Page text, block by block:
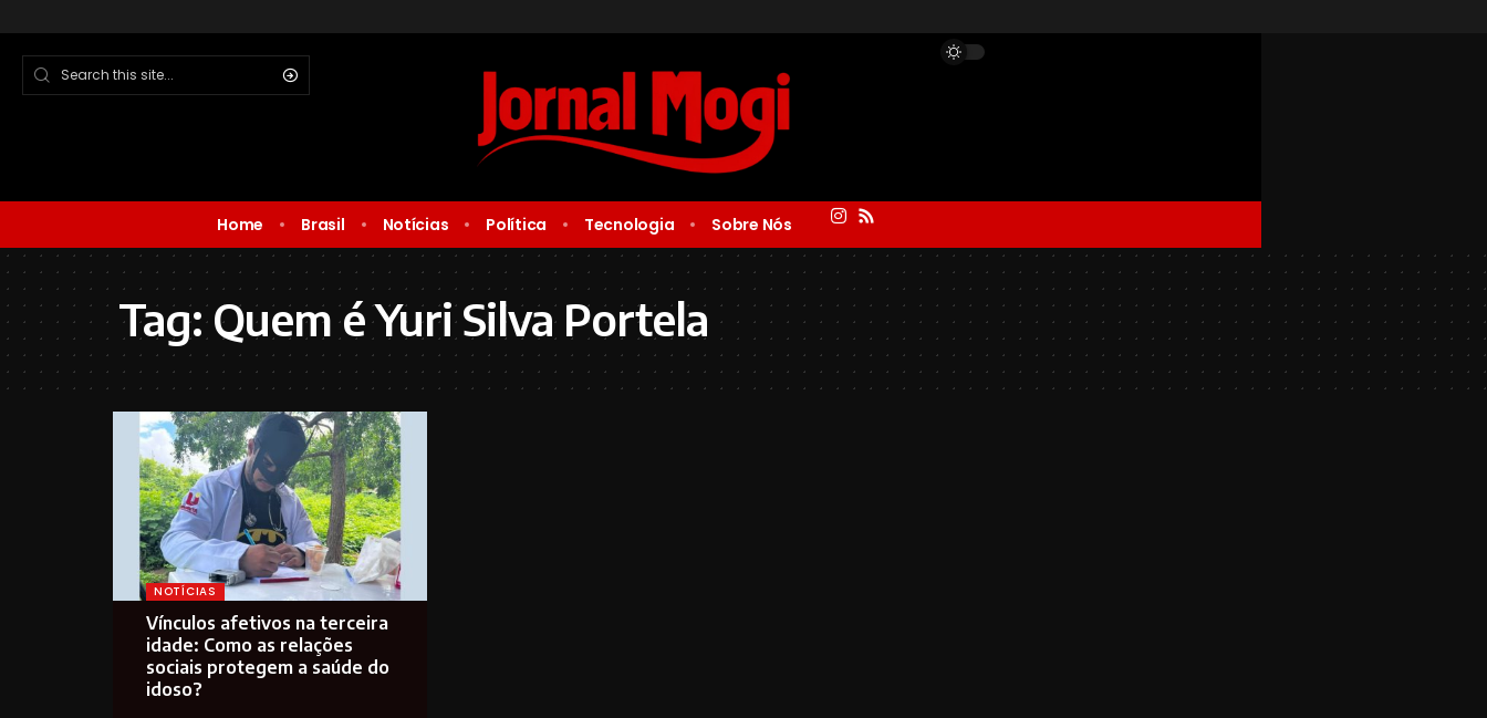
Home Brasil Notícias Política Tecnologia Sobre Nós
Tag:Quem é Yuri Silva Portela
NOTÍCIAS
Vínculos afetivos na terceira
idade: Como as relações
sociais protegem a saúde do
idoso?